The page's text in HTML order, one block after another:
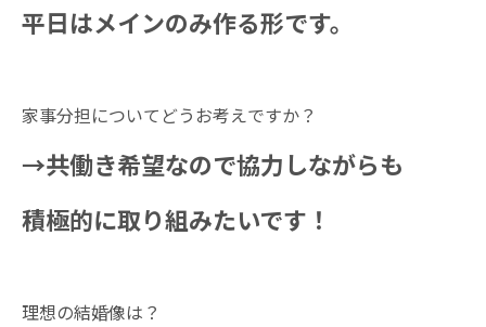
平日はメインのみ作る形です。
家事分担についてどうお考えですか？
→共働き希望なので協力しながらも
積極的に取り組みたいです！
理想の結婚像は？